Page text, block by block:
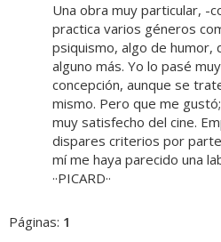
Una obra muy particular, -
practica varios géneros
psiquismo, algo de humor,
alguno más. Yo lo pasé
concepción, aunque se
mismo. Pero que me
muy satisfecho del cine.
dispares criterios por
mí me haya parecido una
··PICARD··
Páginas: 1